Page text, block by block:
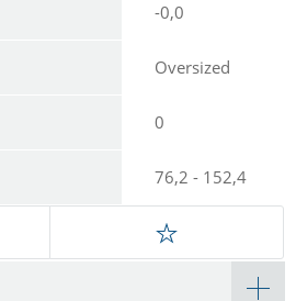
-0,0
Oversized
0
76,2 - 152,4